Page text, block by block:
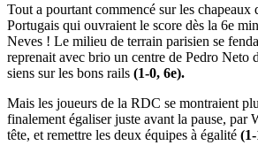
Tout a pourtant commencé sur les chapeaux
Portugais qui ouvraient le score dès la 6e
Neves ! Le milieu de terrain parisien se
reprenait avec brio un centre de Pedro Neto
siens sur les bons rails (1-0, 6e).
Mais les joueurs de la RDC se montraient
finalement égaliser juste avant la pause, par
tête, et remettre les deux équipes à égalité